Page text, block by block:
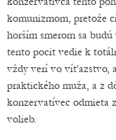
komunizmom, pretože
horším smerom sa
tento pocit vedie k
vždy verí vo víťazstvo,
praktického muža, a z
konzervatívec odmieta
volieb.